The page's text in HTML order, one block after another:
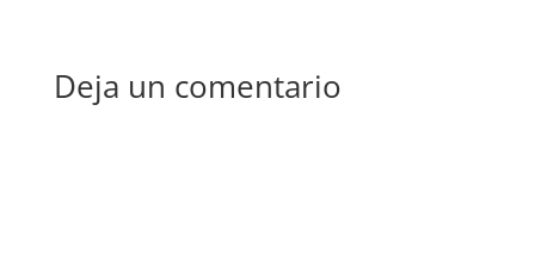
Deja un comentario